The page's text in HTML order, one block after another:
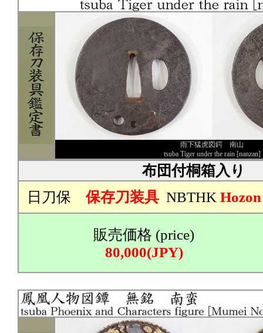
雨下猛虎図鍔 南山
tsuba Tiger under the rain [nanzan]
布団付桐箱入り
日刀保 保存刀装具 NBTHK Hozon
販売価格 (price)
80,000(JPY)